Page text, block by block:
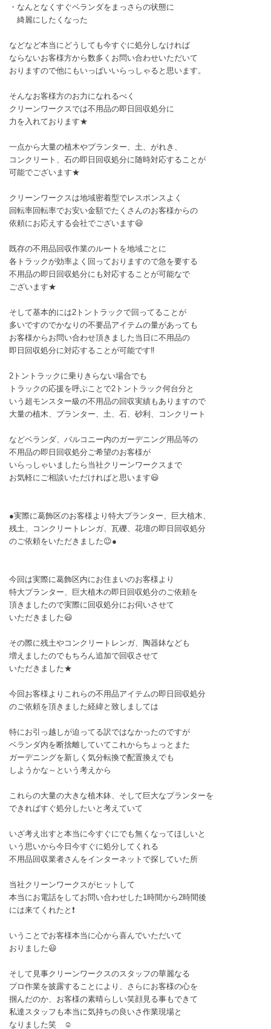
・なんとなくすぐベランダをまっさらの状態に
綺麗にしたくなった
などなど本当にどうしても今すぐに処分しなければ
ならないお客様方から数多くお問い合わせいただいて
おりますので他にもいっぱいいらっしゃると思います。
そんなお客様方のお力になれるべく
クリーンワークスでは不用品の即日回収処分に
力を入れております★
一点から大量の植木やプランター、土、がれき、
コンクリート、石の即日回収処分に随時対応することが
可能でございます★
クリーンワークスは地域密着型でレスポンスよく
回転率回転率でお安い金額でたくさんのお客様からの
依頼にお応えする会社でございます😃
既存の不用品回収作業のルートを地域ごとに
各トラックが効率よく回っておりますので急を要する
不用品の即日回収処分にも対応することが可能なで
ございます★
そして基本的には2トントラックで回ってることが
多いですのでかなりの不要品アイテムの量があっても
お客様からお問い合わせ頂きました当日に不用品の
即日回収処分に対応することが可能です‼️
2トントラックに乗りきらない場合でも
トラックの応援を呼ぶことで2トントラック何台分と
いう超モンスター級の不用品の回収実績もありますので
大量の植木、プランター、土、石、砂利、コンクリート
などベランダ、バルコニー内のガーデニング用品等の
不用品の即日回収処分ご希望のお客様が
いらっしゃいましたら当社クリーンワークスまで
お気軽にご相談いただければと思います😃
●実際に葛飾区のお客様より特大プランター、巨大植木、
残土、コンクリートレンガ、瓦礫、花壇の即日回収処分
のご依頼をいただきました😉●
今回は実際に葛飾区内にお住まいのお客様より
特大プランター、巨大植木の即日回収処分のご依頼を
頂きましたので実際に回収処分にお伺いさせて
いただきました😃
その際に残土やコンクリートレンガ、陶器鉢なども
増えましたのでもちろん追加で回収させて
いただきました★
今回お客様よりこれらの不用品アイテムの即日回収処分
のご依頼を頂きました経緯と致しましては
特にお引っ越しが迫ってる訳ではなかったのですが
ベランダ内を断捨離していてこれからちょっとまた
ガーデニングを新しく気分転換で配置換えでも
しようかな～という考えから
これらの大量の大きな植木鉢、そして巨大なプランターを
できればすぐ処分したいと考えていて
いざ考え出すと本当に今すぐにでも無くなってほしいと
いう思いから今日今すぐに処分してくれる
不用品回収業者さんをインターネットで探していた所
当社クリーンワークスがヒットして
本当にお電話をしてお問い合わせした1時間から2時間後
には来てくれたと❗
いうことでお客様本当に心から喜んでいただいて
おりました😃
そして見事クリーンワークスのスタッフの華麗なる
プロ作業を披露することにより、さらにお客様の心を
掴んだのか、お客様の素晴らしい笑顔見る事もできて
私達スタッフも本当に気持ちの良いさ作業現場と
なりました笑 ☺️